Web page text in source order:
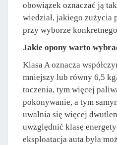
obowiązek oznaczać ją
wiedział, jakiego zużycia
przy wyborze
Jakie opony warto
Klasa A oznacza
mniejszy lub równy 6,5
toczenia, tym więcej
pokonywanie, a tym
uwalnia się więcej
uwzględnić klasę
eksploatacja auta była